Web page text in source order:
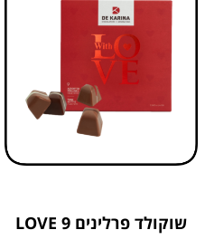
שוקולד פרלינים 9 LOVE